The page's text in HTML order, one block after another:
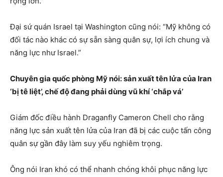
Đại sứ quán Israel tại Washington cũng nói: “Mỹ không có
đối tác nào khác có sự sẵn sàng quân sự, lợi ích chung và
năng lực như Israel.”
Chuyên gia quốc phòng Mỹ nói: sản xuất tên lửa của Iran
‘bị tê liệt’, chế độ đang phải dùng vũ khí ‘chắp vá’
Giám đốc điều hành Draganfly Cameron Chell cho rằng
năng lực sản xuất tên lửa của Iran đã bị các cuộc tấn công
quân sự gần đây làm suy yếu nghiêm trọng.
Ông nói Iran khó có thể nhanh chóng khôi phục năng lực